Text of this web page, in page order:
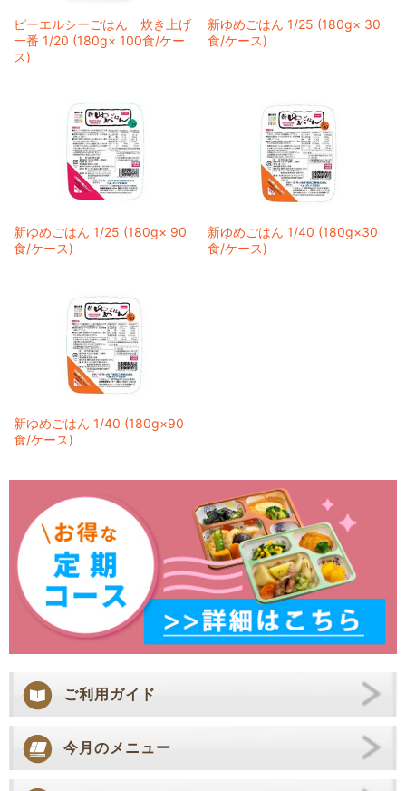
ピーエルシーごはん 炊き上げ
一番 1/20 (180g× 100食/ケー
ス)
新ゆめごはん 1/25 (180g× 30
食/ケース)
新ゆめごはん 1/25 (180g× 90
食/ケース)
新ゆめごはん 1/40 (180g×30
食/ケース)
新ゆめごはん 1/40 (180g×90
食/ケース)
ご利用ガイド
今月のメニュー